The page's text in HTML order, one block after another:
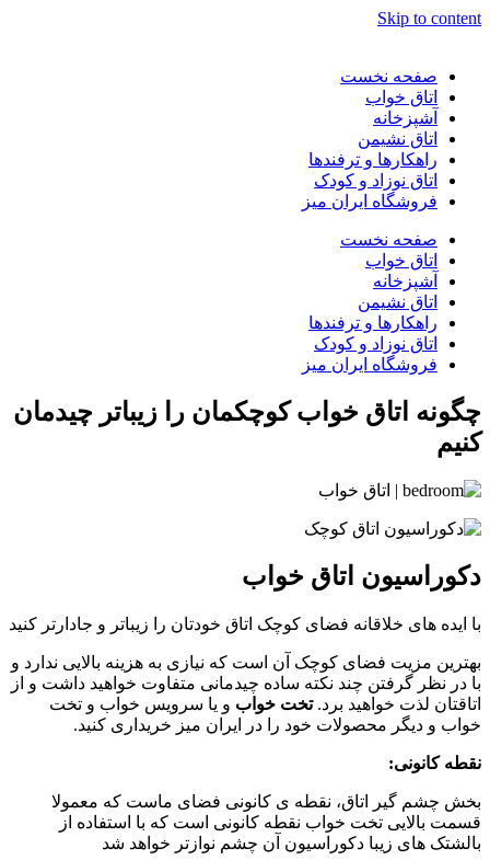
Skip to content
صفحه نخست
اتاق خواب
آشپزخانه
اتاق نشیمن
راهکارها و ترفندها
اتاق نوزاد و کودک
فروشگاه ایران میز
صفحه نخست
اتاق خواب
آشپزخانه
اتاق نشیمن
راهکارها و ترفندها
اتاق نوزاد و کودک
فروشگاه ایران میز
چگونه اتاق خواب کوچکمان را زیباتر چیدمان
کنیم
دکوراسیون اتاق خواب
با‌ ایده های خلاقانه فضای کوچک اتاق خودتان‌ را زیباتر‌ و جادارتر کنید
بهترین مزیت فضای کوچک آن است که نیازی به هزینه بالایی ندارد و
با در نظر گرفتن چند نکته ساده چیدمانی متفاوت خواهید داشت و از
اتاقتان لذت خواهید برد.تخت خواب و یا سرویس خواب و تخت
خواب و دیگر محصولات خود را در ایران میز خریداری کنید.
نقطه کانونی:
بخش چشم گیر اتاق، نقطه ی کانونی فضای ماست که معمولا
قسمت بالایی تخت خواب نقطه کانونی است که با استفاده از
بالشتک های زیبا دکوراسیون آن چشم نوازتر خواهد شد